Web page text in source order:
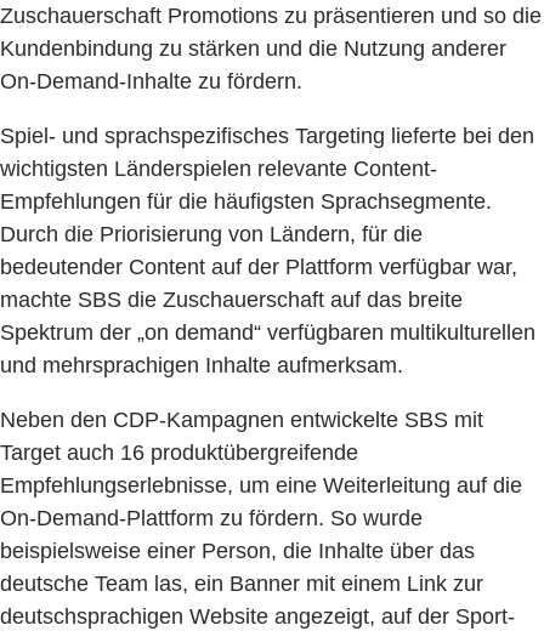
Zuschauerschaft Promotions zu präsentieren und so die
Kundenbindung zu stärken und die Nutzung anderer
On-Demand-Inhalte zu fördern.
Spiel- und sprachspezifisches Targeting lieferte bei den
wichtigsten Länderspielen relevante Content-
Empfehlungen für die häufigsten Sprachsegmente.
Durch die Priorisierung von Ländern, für die
bedeutender Content auf der Plattform verfügbar war,
machte SBS die Zuschauerschaft auf das breite
Spektrum der „on demand“ verfügbaren multikulturellen
und mehrsprachigen Inhalte aufmerksam.
Neben den CDP-Kampagnen entwickelte SBS mit
Target auch 16 produktübergreifende
Empfehlungserlebnisse, um eine Weiterleitung auf die
On-Demand-Plattform zu fördern. So wurde
beispielsweise einer Person, die Inhalte über das
deutsche Team las, ein Banner mit einem Link zur
deutschsprachigen Website angezeigt, auf der Sport-